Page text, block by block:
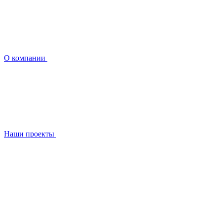
О компании
Наши проекты